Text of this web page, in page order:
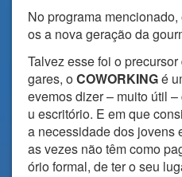
No programa
os a nova geração da
Talvez esse foi o
gares, oCOWORKINGé
evemos dizer – muito útil
u escritório. E em que
a necessidade dos jovens
as vezes não têm como
ório formal, de ter o seu